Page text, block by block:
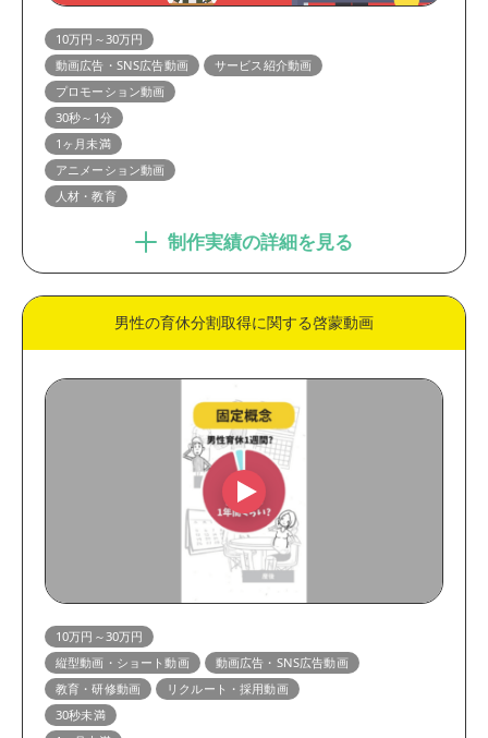
10万円～30万円
動画広告・SNS広告動画
サービス紹介動画
プロモーション動画
30秒～1分
1ヶ月未満
アニメーション動画
人材・教育
制作実績の詳細を見る
男性の育休分割取得に関する啓蒙動画
10万円～30万円
縦型動画・ショート動画
動画広告・SNS広告動画
教育・研修動画
リクルート・採用動画
30秒未満